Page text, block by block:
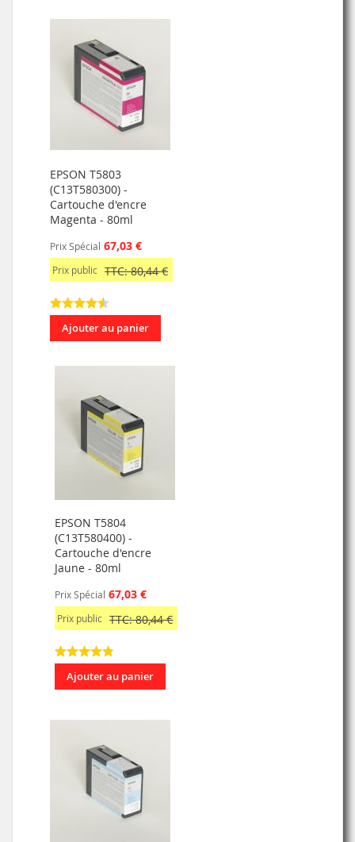
EPSON T5803
(C13T580300) -
Cartouche d'encre
Magenta - 80ml
Prix Spécial 67,03 €
Prix public TTC: 80,44 €
Ajouter au panier
EPSON T5804
(C13T580400) -
Cartouche d'encre
Jaune - 80ml
Prix Spécial 67,03 €
Prix public TTC: 80,44 €
Ajouter au panier